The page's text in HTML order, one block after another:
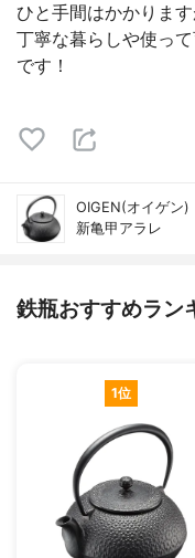
ひと手間はかかります
丁寧な暮らしや使っ
です！
OIGEN(オイゲン)
新亀甲アラレ
鉄瓶おすすめラン
1位